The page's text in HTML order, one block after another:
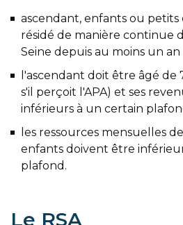
ascendant, enfants ou petits
résidé de manière continue
Seine depuis au moins un an
l'ascendant doit être âgé de
s'il perçoit l'APA) et ses
inférieurs à un certain
les ressources mensuelles
enfants doivent être
plafond.
Le RSA